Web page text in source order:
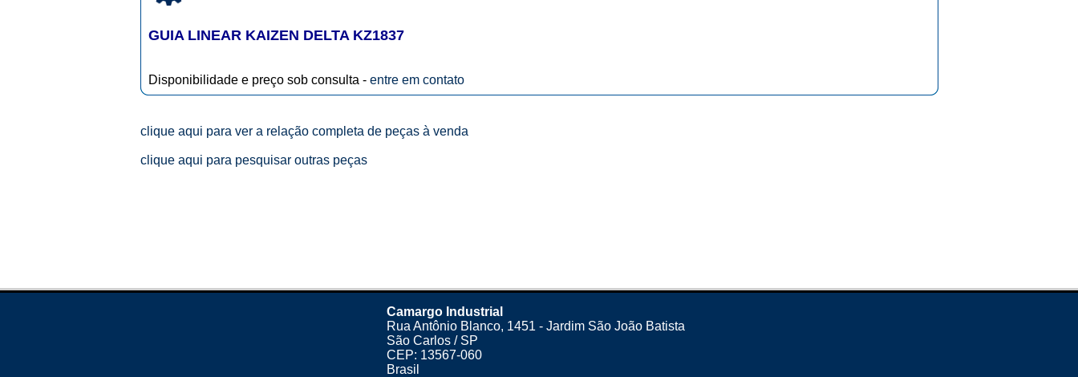
GUIA LINEAR KAIZEN DELTA KZ1837
Disponibilidade e preço sob consulta - entre em contato
clique aqui para ver a relação completa de peças à venda
clique aqui para pesquisar outras peças
Camargo Industrial
Rua Antônio Blanco, 1451 - Jardim São João Batista
São Carlos / SP
CEP: 13567-060
Brasil